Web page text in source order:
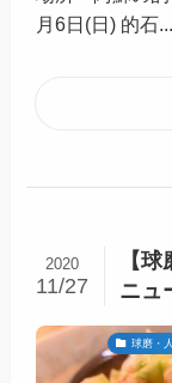
月6日(日) 的石...
【
ニュ
2020
11/27
球磨・